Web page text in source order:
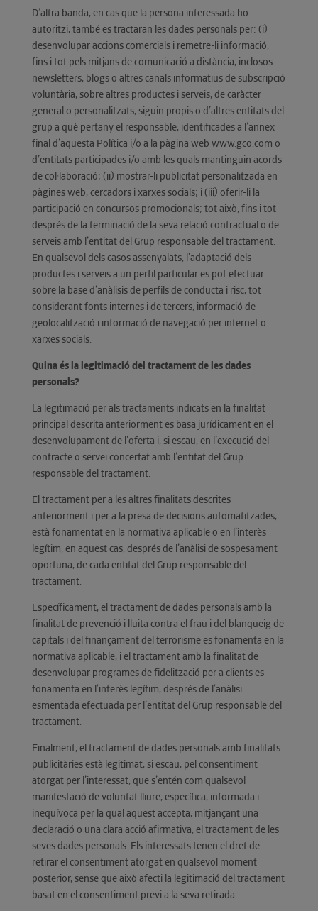
D’altra banda, en cas que la persona interessada ho
autoritzi, també es tractaran les dades personals per: (i)
desenvolupar accions comercials i remetre-li informació,
fins i tot pels mitjans de comunicació a distància, inclosos
newsletters, blogs o altres canals informatius de subscripció
voluntària, sobre altres productes i serveis, de caràcter
general o personalitzats, siguin propis o d’altres entitats del
grup a què pertany el responsable, identificades a l’annex
final d’aquesta Política i/o a la pàgina web www.gco.com o
d’entitats participades i/o amb les quals mantinguin acords
de col·laboració; (ii) mostrar-li publicitat personalitzada en
pàgines web, cercadors i xarxes socials; i (iii) oferir-li la
participació en concursos promocionals; tot això, fins i tot
després de la terminació de la seva relació contractual o de
serveis amb l’entitat del Grup responsable del tractament.
En qualsevol dels casos assenyalats, l’adaptació dels
productes i serveis a un perfil particular es pot efectuar
sobre la base d’anàlisis de perfils de conducta i risc, tot
considerant fonts internes i de tercers, informació de
geolocalització i informació de navegació per internet o
xarxes socials.
Quina és la legitimació del tractament de les dades
personals?
La legitimació per als tractaments indicats en la finalitat
principal descrita anteriorment es basa jurídicament en el
desenvolupament de l’oferta i, si escau, en l’execució del
contracte o servei concertat amb l’entitat del Grup
responsable del tractament.
El tractament per a les altres finalitats descrites
anteriorment i per a la presa de decisions automatitzades,
està fonamentat en la normativa aplicable o en l’interès
legítim, en aquest cas, després de l’anàlisi de sospesament
oportuna, de cada entitat del Grup responsable del
tractament.
Específicament, el tractament de dades personals amb la
finalitat de prevenció i lluita contra el frau i del blanqueig de
capitals i del finançament del terrorisme es fonamenta en la
normativa aplicable, i el tractament amb la finalitat de
desenvolupar programes de fidelització per a clients es
fonamenta en l’interès legítim, després de l’anàlisi
esmentada efectuada per l’entitat del Grup responsable del
tractament.
Finalment, el tractament de dades personals amb finalitats
publicitàries està legitimat, si escau, pel consentiment
atorgat per l’interessat, que s’entén com qualsevol
manifestació de voluntat lliure, específica, informada i
inequívoca per la qual aquest accepta, mitjançant una
declaració o una clara acció afirmativa, el tractament de les
seves dades personals. Els interessats tenen el dret de
retirar el consentiment atorgat en qualsevol moment
posterior, sense que això afecti la legitimació del tractament
basat en el consentiment previ a la seva retirada.